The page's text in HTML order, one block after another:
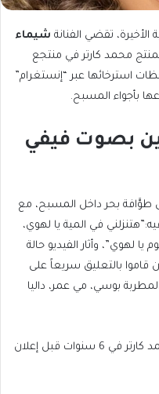
تقضي الفنانة شيماء
محمد كارتر في منتجع
استرخائها عبر “إنستغرام”
بأجواء المسبح.
بصوت فيفي
بحر داخل المسبح، مع
في المية يا لهوي،
لهوي”، وأثار الفيديو حالة
قاموا بالتعليق سريعاً على
بوسي، مي عمر، داليا
يمكنكِ قراءة.. قصة شيماء سيف ومحمد كارتر في 6 سنوات قبل إعلان